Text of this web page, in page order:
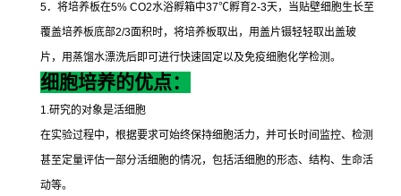
5．将培养板在5% CO2水浴孵箱中37℃孵育2-3天，当贴壁细胞生长至
覆盖培养板底部2/3面积时，将培养板取出，用盖片镊轻轻取出盖玻
片，用蒸馏水漂洗后即可进行快速固定以及免疫细胞化学检测。
细胞培养的优点：
1.研究的对象是活细胞
在实验过程中，根据要求可始终保持细胞活力，并可长时间监控、检测
甚至定量评估一部分活细胞的情况，包括活细胞的形态、结构、生命活
动等。